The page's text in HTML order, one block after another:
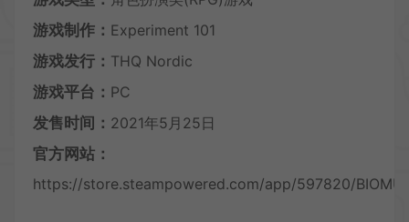
游戏制作： Experiment 101
游戏发行： THQ Nordic
游戏平台： PC
发售时间： 2021年5月25日
官方网站：
https://store.steampowered.com/app/597820/